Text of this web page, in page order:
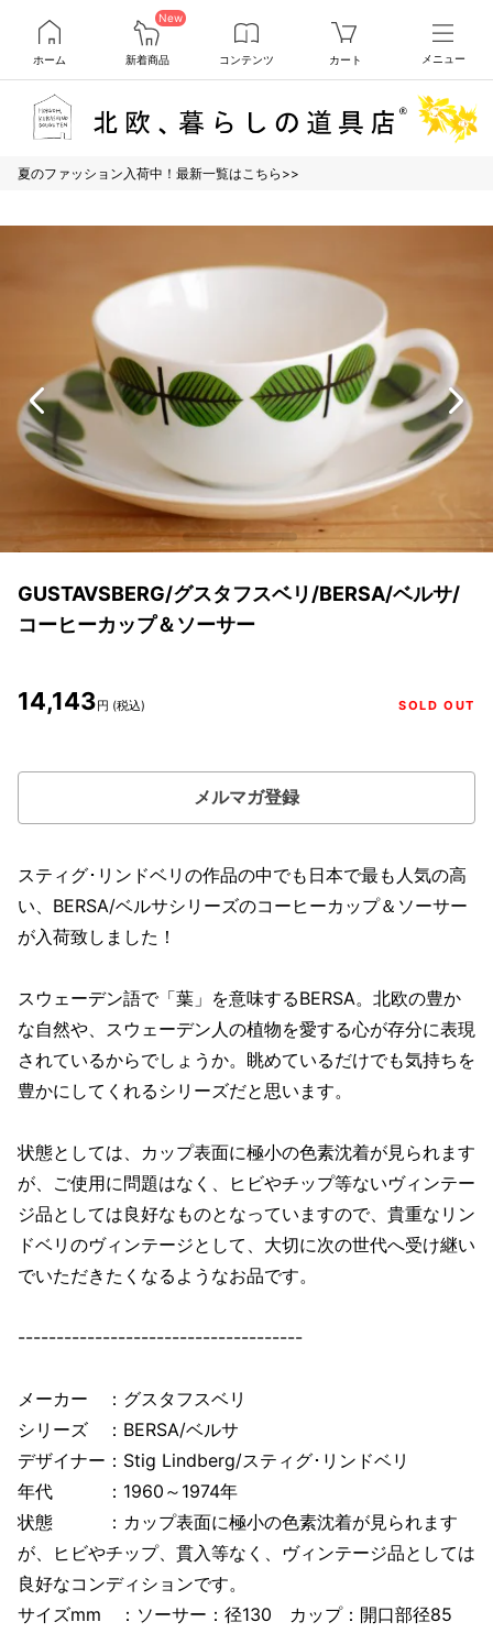
ホーム
New
新着商品 コンテンツ カート メニュー
夏のファッション入荷中！最新一覧はこちら>>
GUSTAVSBERG/グスタフスベリ/BERSA/ベルサ/
コーヒーカップ＆ソーサー
14,143円 (税込) SOLD OUT
メルマガ登録
スティグ･リンドベリの作品の中でも日本で最も人気の高
い、BERSA/ベルサシリーズのコーヒーカップ＆ソーサー
が入荷致しました！
スウェーデン語で「葉」を意味するBERSA。北欧の豊か
な自然や、スウェーデン人の植物を愛する心が存分に表現
されているからでしょうか。眺めているだけでも気持ちを
豊かにしてくれるシリーズだと思います。
状態としては、カップ表面に極小の色素沈着が見られます
が、ご使用に問題はなく、ヒビやチップ等ないヴィンテー
ジ品としては良好なものとなっていますので、貴重なリン
ドベリのヴィンテージとして、大切に次の世代へ受け継い
でいただきたくなるようなお品です。
-------------------------------------
メーカー ：グスタフスベリ
シリーズ ：BERSA/ベルサ
デザイナー：Stig Lindberg/スティグ･リンドベリ
年代 ：1960～1974年
状態 ：カップ表面に極小の色素沈着が見られます
が、ヒビやチップ、貫入等なく、ヴィンテージ品としては
良好なコンディションです。
サイズmm ：ソーサー：径130 カップ：開口部径85